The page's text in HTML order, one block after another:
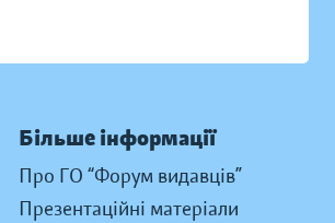
Більше інформації
Про ГО “Форум видавців”
Презентаційні матеріали